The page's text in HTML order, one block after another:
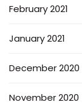
February 2021
January 2021
December 2020
November 2020